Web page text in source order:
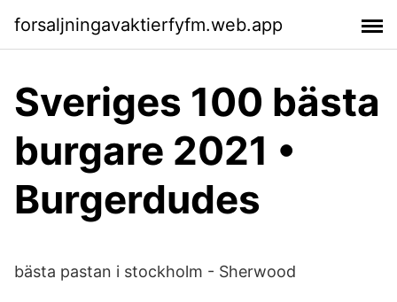
forsaljningavaktierfyfm.web.app
Sveriges 100 bästa
burgare 2021 •
Burgerdudes
bästa pastan i stockholm - Sherwood